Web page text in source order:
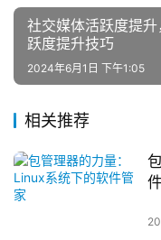
社交媒体活跃度提
跃度提升技巧
2024年6月1日 下午1:05
相关推荐